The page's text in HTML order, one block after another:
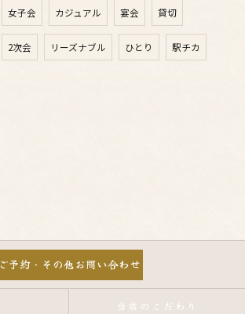
女子会 カジュアル 宴会 貸切
2次会 リーズナブル ひとり 駅チカ
ご予約・その他お問い合わせ
当店のこだわり